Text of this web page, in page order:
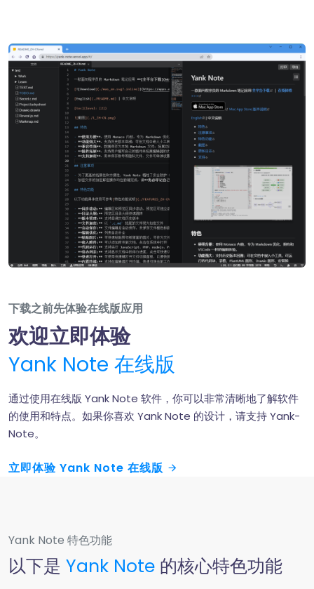
下载之前先体验在线版应用
欢迎立即体验
Yank Note 在线版
通过使用在线版 Yank Note 软件，你可以非常清晰地了解软件
的使用和特点。如果你喜欢 Yank Note 的设计，请支持 Yank-
Note。
立即体验 Yank Note 在线版
Yank Note 特色功能
以下是 Yank Note 的核心特色功能